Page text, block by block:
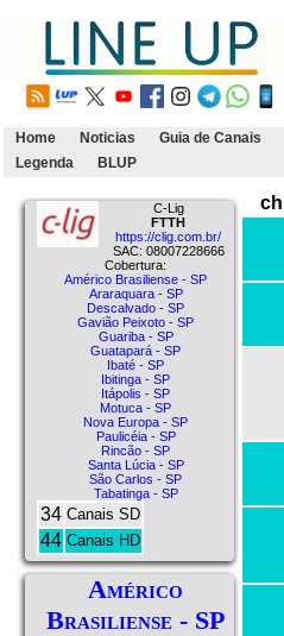
Home Noticias Guia de Canais
Legenda
BLUP
C-Lig
FTTH
https://clig.com.br/
SAC: 08007228666
Cobertura:
Américo Brasiliense - SP
Araraquara - SP
Descalvado - SP
Gavião Peixoto - SP
Guariba - SP
Guatapará - SP
Ibaté - SP
Ibitinga - SP
Itápolis - SP
Motuca - SP
Nova Europa - SP
Paulicéia - SP
Rincão - SP
Santa Lúcia - SP
São Carlos - SP
Tabatinga - SP
34 Canais SD
44 Canais HD
Américo
Brasiliense - SP
ch